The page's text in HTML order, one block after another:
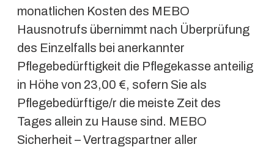
monatlichen Kosten des MEBO
Hausnotrufs übernimmt nach Überprüfung
des Einzelfalls bei anerkannter
Pflegebedürftigkeit die Pflegekasse anteilig
in Höhe von 23,00 €, sofern Sie als
Pflegebedürftige/r die meiste Zeit des
Tages allein zu Hause sind. MEBO
Sicherheit – Vertragspartner aller